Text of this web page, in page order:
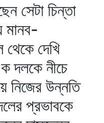
সেটা চিন্তা
মানব-
দেখি
নীচে
নিজের উন্নতি
প্রভাবকে